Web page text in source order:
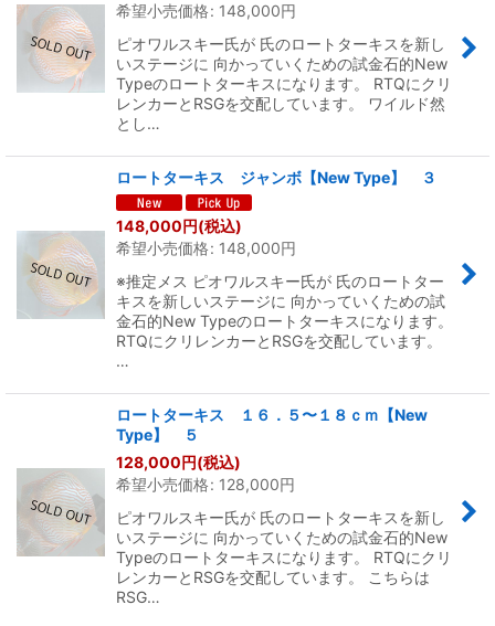
希望小売価格: 148,000円
ピオワルスキー氏が 氏のロートターキスを新し
いステージに 向かっていくための試金石的New
Typeのロートターキスになります。 RTQにクリ
レンカーとRSGを交配しています。 ワイルド然
とし…
ロートターキス ジャンボ【New Type】 ３
148,000円(税込)
希望小売価格: 148,000円
※推定メス ピオワルスキー氏が 氏のロートター
キスを新しいステージに 向かっていくための試
金石的New Typeのロートターキスになります。
RTQにクリレンカーとRSGを交配しています。
…
ロートターキス １６．５〜１８ｃｍ【New
Type】 ５
128,000円(税込)
希望小売価格: 128,000円
ピオワルスキー氏が 氏のロートターキスを新し
いステージに 向かっていくための試金石的New
Typeのロートターキスになります。 RTQにクリ
レンカーとRSGを交配しています。 こちらは
RSG…